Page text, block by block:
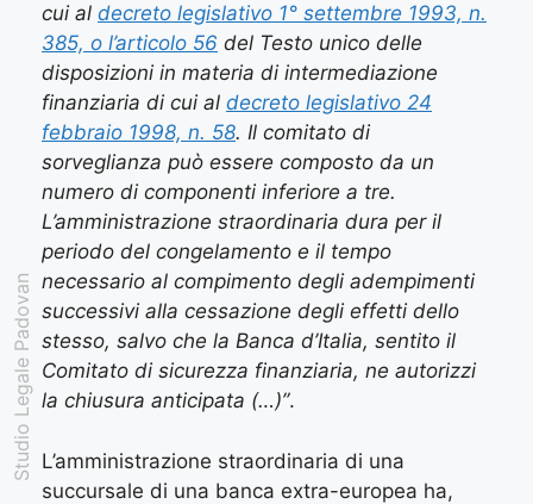
Studio Legale Padovan
cui al decreto legislativo 1° settembre 1993, n.
385, o l’articolo 56 del Testo unico delle
disposizioni in materia di intermediazione
finanziaria di cui al decreto legislativo 24
febbraio 1998, n. 58. Il comitato di
sorveglianza può essere composto da un
numero di componenti inferiore a tre.
L’amministrazione straordinaria dura per il
periodo del congelamento e il tempo
necessario al compimento degli adempimenti
successivi alla cessazione degli effetti dello
stesso, salvo che la Banca d’Italia, sentito il
Comitato di sicurezza finanziaria, ne autorizzi
la chiusura anticipata (…)”.
L’amministrazione straordinaria di una
succursale di una banca extra-europea ha,